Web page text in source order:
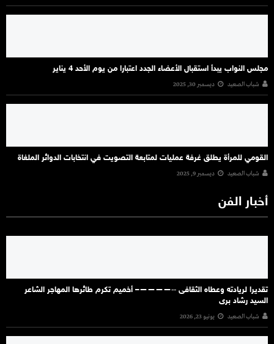
مجلس النواب يبدأ استقبال الأعضاء الجدد اعتبارا من يوم الأحد 4 يناير
شباب الصعيد ديسمبر 30, 2025
القومي للمرأة يطلق غرفة عمليات لمتابعة التصويت في انتخابات الدوائر الملغاة
شباب الصعيد ديسمبر 9, 2025
أخبار الفن
تقديرا لريادته وعطاه الثقافى ‐‐————– أخميم تكرم طائرها المهاجر الشاعر
السيد رشاد برى
شباب الصعيد يونيو 23, 2026